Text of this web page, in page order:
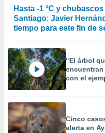
Hasta -1 °C y
Santiago: Javier
tiempo para este fin de
"El árbol
con el
Cinco
alerta en